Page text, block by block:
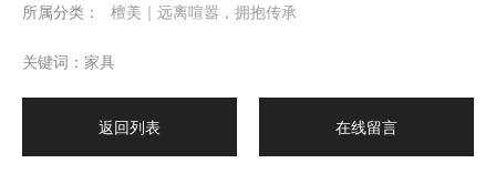
所属分类： 檀美｜远离喧嚣，拥抱传承
关键词：家具
返回列表 在线留言